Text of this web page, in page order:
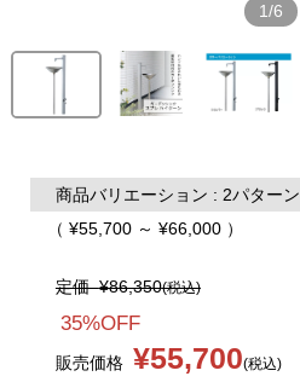
1/6
商品バリエーション : 2パターン
（ ¥55,700 ～ ¥66,000 ）
定価¥86,350(税込)
35%OFF
販売価格 ¥55,700(税込)